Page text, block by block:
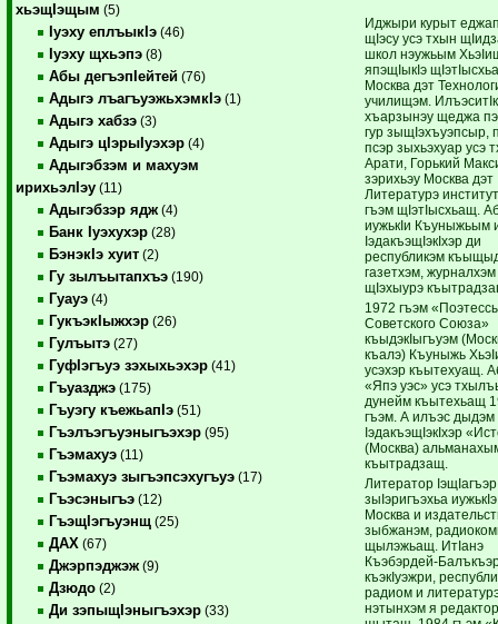
хьэщIэщым (5)
Iуэху еплъыкIэ (46)
Iуэху щхьэпэ (8)
Абы дегъэпIейтей (76)
Адыгэ лъагъуэжьхэмкIэ (1)
Адыгэ хабзэ (3)
Адыгэ цIэрыIуэхэр (4)
Адыгэбзэм и махуэм
ирихьэлIэу (11)
Адыгэбзэр ядж (4)
Банк Iуэхухэр (28)
БэнэкIэ хуит (2)
Гу зылъытапхъэ (190)
Гуауэ (4)
ГукъэкIыжхэр (26)
Гулъытэ (27)
ГуфIэгъуэ зэхыхьэхэр (41)
Гъуазджэ (175)
Гъуэгу къежьапIэ (51)
Гъэлъэгъуэныгъэхэр (95)
Гъэмахуэ (11)
Гъэмахуэ зыгъэпсэхугъуэ (17)
Гъэсэныгъэ (12)
ГъэщIэгъуэнщ (25)
ДАХ (67)
Джэрпэджэж (9)
Дзюдо (2)
Ди зэпыщIэныгъэхэр (33)
Иджыри курыт
щIэсу усэ тхын
школ нэужьым
япэщIыкIэ
Москва дэт
училищэм.
хъарзынэу щеджа
гур зыщIэхъуэпсыр,
псэр зыхьэхуар усэ
Арати, Горький
зэрихьэу Москва дэт
Литературэ
гъэм щIэтIысхьащ.
иужькIи Къуныжьым
IэдакъэщIэкIхэр ди
республикэм
газетхэм,
щIэхыурэ
1972 гъэм
Советского Союза»
къыдэкIыгъуэм
къалэ) Къуныжь
усэхэр къытехуащ.
«Япэ уэс» усэ
дунейм къытехьащ
гъэм. А илъэс дыдэм
IэдакъэщIэкIхэр
(Москва)
къытрадзащ.
Литератор IэщIагъэр
зыIэригъэхьа
Москва и
зыбжанэм,
щылэжьащ. ИтIанэ
Къэбэрдей-
къэкIуэжри,
радиом и
нэтынхэм я